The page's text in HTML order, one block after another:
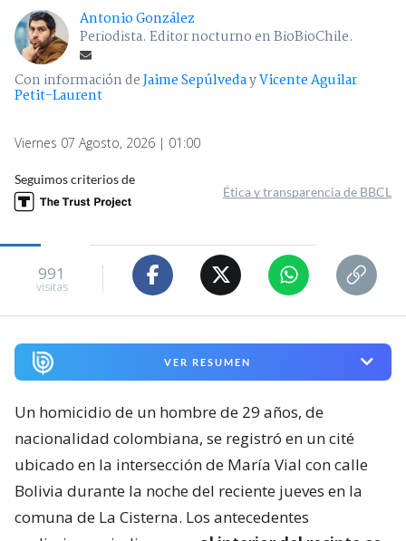
Antonio González
Periodista. Editor nocturno en BioBioChile.
Con información deJaime SepúlvedayVicente Aguilar
Petit-Laurent
Viernes 07 Agosto, 2026 | 01:00
Seguimos criterios de
Ética y transparencia de BBCL
991
visitas
VER RESUMEN
Un homicidio de un hombre de 29 años, de
nacionalidad colombiana, se registró en un cité
ubicado en la intersección de María Vial con calle
Bolivia durante la noche del reciente jueves en la
comuna de La Cisterna. Los antecedentes